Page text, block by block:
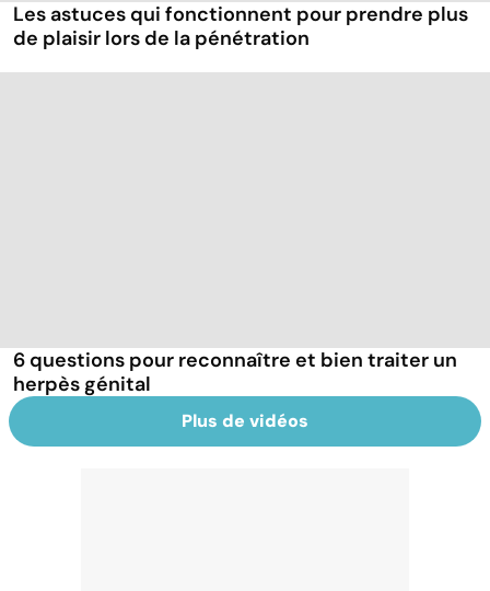
Les astuces qui fonctionnent pour prendre plus
de plaisir lors de la pénétration
6 questions pour reconnaître et bien traiter un
herpès génital
Plus de vidéos